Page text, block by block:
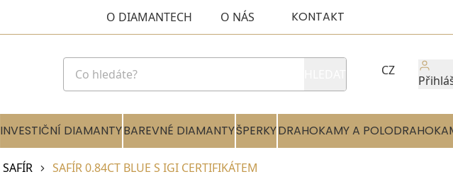
O DIAMANTECH O NÁS KONTAKT
CZ
INVESTIČNÍ DIAMANTYBAREVNÉ DIAMANTYŠPERKYDRAHOKAMY A
SAFÍR SAFÍR 0.84CT BLUE S IGI CERTIFIKÁTEM